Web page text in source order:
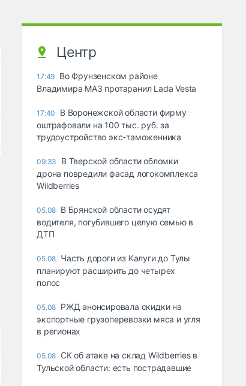
Центр
17:49 Во Фрунзенском районе
Владимира МАЗ протаранил Lada Vesta
17:40
В Воронежской области фирму
оштрафовали на 100 тыс. руб. за
трудоустройство экс-таможенника
09:33
В Тверской области обломки
дрона повредили фасад логокомплекса
Wildberries
05.08 В Брянской области осудят
водителя, погубившего целую семью в
ДТП
05.08 Часть дороги из Калуги до Тулы
планируют расширить до четырех
полос
05.08 РЖД анонсировала скидки на
экспортные грузоперевозки мяса и угля
в регионах
05.08 СК об атаке на склад Wildberries в
Тульской области: есть пострадавшие